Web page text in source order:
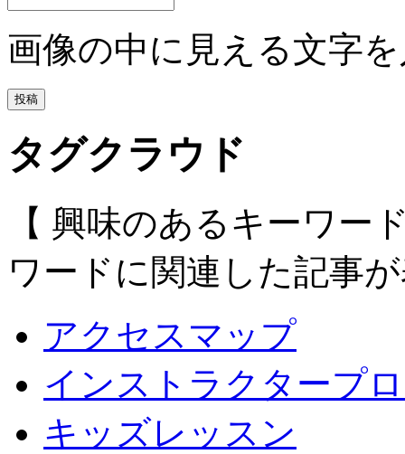
画像の中に見える文字
タグクラウド
【 興味のあるキーワー
ワードに関連した記事
アクセスマップ
インストラクタープ
キッズレッスン